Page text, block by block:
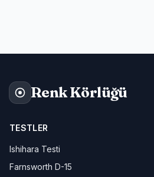
Renk Körlüğü
TESTLER
Ishihara Testi
Farnsworth D-15